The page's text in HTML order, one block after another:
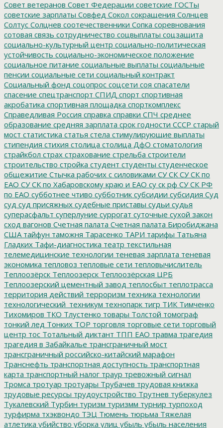
Совет ветеранов Совет Федерации советские ГОСТы
советские зарплаты Совфед Сокол сокращения Солнцев
Солтус Солцнев соотечественники Сопка соревнования
сотовая связь сотрудничество соцвыплаты соцзащита
социально-культурный центр социально-политическая
устойчивость социально-экономическое положение
социальное питание социальные выплаты социальные
пенсии социальные сети социальный контракт
Социальный фонд соцопрос соцсети соя спасатели
спасение спецтранспорт СПИД спорт спортивная
акробатика спортивная площадка спорткомплекс
Справедливая Россия справка справки СПЧ среднее
образование средняя зарплата срок годности СССР старый
мост статистика статья стела стимулирующие выплаты
стипендия стихия столица столица ДфО стоматология
страйкбол страх страхование стрельба строители
строительство стройка студент студенты студенческое
общежитие Стычка рабочих с силовиками СУ СК СУ СК по
ЕАО СУ СК по Хабаровскому краю и ЕАО су ск рф СУ СК РФ
по ЕАО субботнее чтиво субботник субсидии субсидия Суд
суд суд присяжных судебные приставы судьи судья
суперасфальт суперлуние суррогат суточные сухой закон
сход вагонов Счетная палата Счетная палата Биробиджана
США тайфун таможня Тарасенко ТАРИ тарифы Татьяна
Гладких Тафи-диагностика театр текстильная
телемедицинские технологии теневая зарплата теневая
экономика тепловоз тепловые сети тепловычислитель
Теплоозёрск Теплоозерск Теплоозёрская ЦРБ
Теплоозерский цементный завод теплосбыт теплотрасса
территория действий терроризм техника технологии
технологический_техникум технопарк тигр ТИК Тимченко
Тихомиров ТКО Тлустенко товары Толстой томограф
тонкий лед Тонких ТОР торговля торговые сети торговый
центр тос Тотальный диктант ТПП ЕАО травма трагедия
трагедия в Забайкалье трансграничный мост
трансграничный российско-китайский марафон
Транснефть транспортная доступность транспортная
карта транспортный налог траур тревожный сигнал
Тромса тротуар тротуары Трубачев трудовая книжка
трудовые ресурсы трудоустройство Трутнев туберкулез
Тукалевский Турбин туризм туризмм турнир турпоход
турфирма тхэквондо ТЭЦ Тюмень тюрьма Тяжелая
атлетика убийство уборка улиц убыль убыль населения